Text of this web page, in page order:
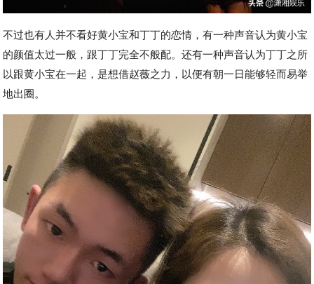
不过也有人并不看好黄小宝和丁丁的恋情，有一种声音认为黄小宝
的颜值太过一般，跟丁丁完全不般配。还有一种声音认为丁丁之所
以跟黄小宝在一起，是想借赵薇之力，以便有朝一日能够轻而易举
地出圈。